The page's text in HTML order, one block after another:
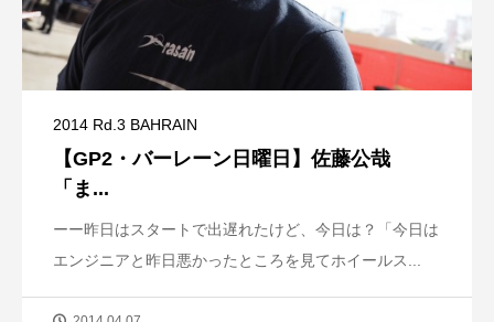
2014 Rd.3 BAHRAIN
【GP2・バーレーン日曜日】佐藤公哉
「ま...
ーー昨日はスタートで出遅れたけど、今日は？「今日は
エンジニアと昨日悪かったところを見てホイールス...